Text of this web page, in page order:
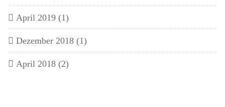
April 2019 (1)
Dezember 2018 (1)
April 2018 (2)